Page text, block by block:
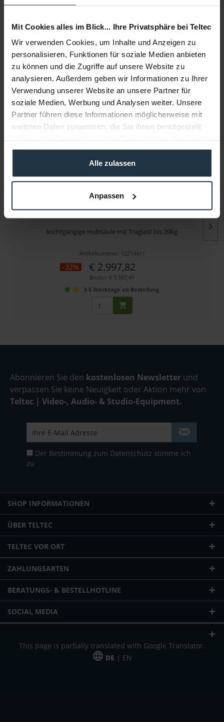
Mit Cookies alles im Blick... Ihre Privatsphäre bei Teltec
Wir verwenden Cookies, um Inhalte und Anzeigen zu
personalisieren, Funktionen für soziale Medien anbieten
zu können und die Zugriffe auf unsere Website zu
analysieren. Außerdem geben wir Informationen zu Ihrer
Verwendung unserer Website an unsere Partner für
soziale Medien, Werbung und Analysen weiter. Unsere
Partner führen diese Informationen möglicherweise mit
weiteren Daten zusammen, die Sie ihnen bereitgestellt
gesammelt haben.
Alle zulassen
Anpassen
Beratung
Infos zu Hersteller & Produktsicherheit
Folgende Infos zum Hersteller sind verfübar......mehr
Weitere Artikel von Sachtler ansehen
Sachtler Pedestal C I
leichtgängige Hubsäule mit Traglast bis 20kg
Artikelnummer: 12214411
-32% € 2.997,82
Brutto: € 3.567,41
3-5 Werktage ab Bestellung
Abonnieren Sie den kostenlosen Newsletter und
verpassen Sie keine Neuigkeit oder Aktion mehr von
Teltec | Video-, Audio- & Studio-Equipment.
Der Bestimmung zum Datenschutz stimme ich
zu
SHOP INFORMATIONEN
ÜBER TELTEC
TELTEC VOR ORT
ZAHLUNGSARTEN
BERATUNGS- & BESTELLHOTLINE
SOCIAL MEDIA
This page is partially translated with Google Translator.
DE | EN